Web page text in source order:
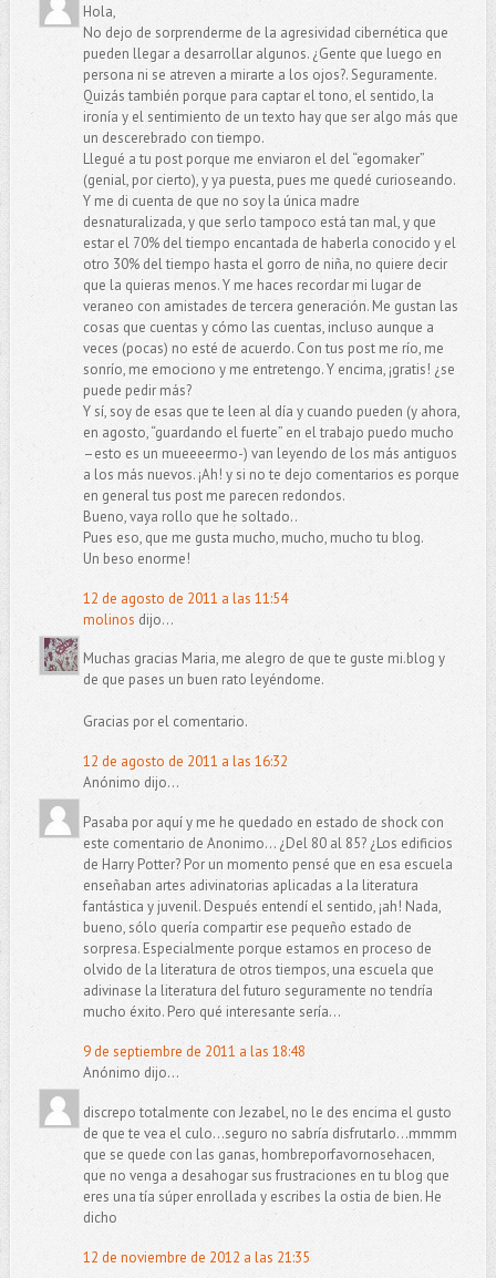
Hola,
No dejo de sorprenderme de la agresividad cibernética que
pueden llegar a desarrollar algunos. ¿Gente que luego en
persona ni se atreven a mirarte a los ojos?. Seguramente.
Quizás también porque para captar el tono, el sentido, la
ironía y el sentimiento de un texto hay que ser algo más que
un descerebrado con tiempo.
Llegué a tu post porque me enviaron el del “egomaker”
(genial, por cierto), y ya puesta, pues me quedé curioseando.
Y me di cuenta de que no soy la única madre
desnaturalizada, y que serlo tampoco está tan mal, y que
estar el 70% del tiempo encantada de haberla conocido y el
otro 30% del tiempo hasta el gorro de niña, no quiere decir
que la quieras menos. Y me haces recordar mi lugar de
veraneo con amistades de tercera generación. Me gustan las
cosas que cuentas y cómo las cuentas, incluso aunque a
veces (pocas) no esté de acuerdo. Con tus post me río, me
sonrío, me emociono y me entretengo. Y encima, ¡gratis! ¿se
puede pedir más?
Y sí, soy de esas que te leen al día y cuando pueden (y ahora,
en agosto, “guardando el fuerte” en el trabajo puedo mucho
–esto es un mueeeermo-) van leyendo de los más antiguos
a los más nuevos. ¡Ah! y si no te dejo comentarios es porque
en general tus post me parecen redondos.
Bueno, vaya rollo que he soltado..
Pues eso, que me gusta mucho, mucho, mucho tu blog.
Un beso enorme!
12 de agosto de 2011 a las 11:54
molinos dijo...
Muchas gracias Maria, me alegro de que te guste mi.blog y
de que pases un buen rato leyéndome.
Gracias por el comentario.
12 de agosto de 2011 a las 16:32
Anónimo dijo...
Pasaba por aquí y me he quedado en estado de shock con
este comentario de Anonimo... ¿Del 80 al 85? ¿Los edificios
de Harry Potter? Por un momento pensé que en esa escuela
enseñaban artes adivinatorias aplicadas a la literatura
fantástica y juvenil. Después entendí el sentido, ¡ah! Nada,
bueno, sólo quería compartir ese pequeño estado de
sorpresa. Especialmente porque estamos en proceso de
olvido de la literatura de otros tiempos, una escuela que
adivinase la literatura del futuro seguramente no tendría
mucho éxito. Pero qué interesante sería...
9 de septiembre de 2011 a las 18:48
Anónimo dijo...
discrepo totalmente con Jezabel, no le des encima el gusto
de que te vea el culo...seguro no sabría disfrutarlo...mmmm
que se quede con las ganas, hombreporfavornosehacen,
que no venga a desahogar sus frustraciones en tu blog que
eres una tía súper enrollada y escribes la ostia de bien. He
dicho
12 de noviembre de 2012 a las 21:35